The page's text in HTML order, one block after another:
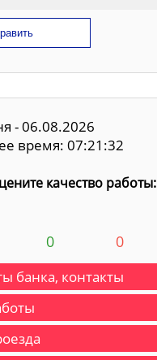
- 06.08.2026
время: 07:21:33
качество работы:
0 0
банка, контакты